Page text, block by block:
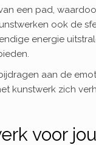
een pad,
ook de
energie
aan de
kunstwerk zich
voor